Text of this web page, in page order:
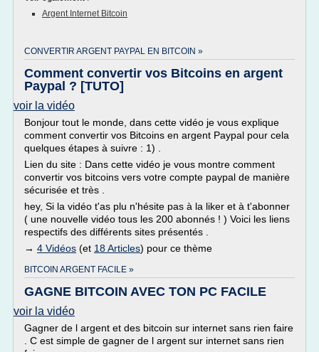
Argent Internet Bitcoin
CONVERTIR ARGENT PAYPAL EN BITCOIN »
Comment convertir vos Bitcoins en argent
Paypal ? [TUTO]
voir la vidéo
Bonjour tout le monde, dans cette vidéo je vous explique
comment convertir vos Bitcoins en argent Paypal pour cela
quelques étapes à suivre : 1) .
Lien du site : Dans cette vidéo je vous montre comment
convertir vos bitcoins vers votre compte paypal de manière
sécurisée et très .
hey, Si la vidéo t'as plu n'hésite pas à la liker et à t'abonner
( une nouvelle vidéo tous les 200 abonnés ! ) Voici les liens
respectifs des différents sites présentés .
→ 4 Vidéos (et 18 Articles) pour ce thème
BITCOIN ARGENT FACILE »
GAGNE BITCOIN AVEC TON PC FACILE
voir la vidéo
Gagner de l argent et des bitcoin sur internet sans rien faire
. C est simple de gagner de l argent sur internet sans rien